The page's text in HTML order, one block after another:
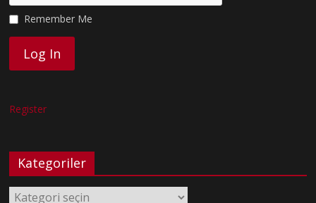
Remember Me
Register
Kategoriler
Kategoriler